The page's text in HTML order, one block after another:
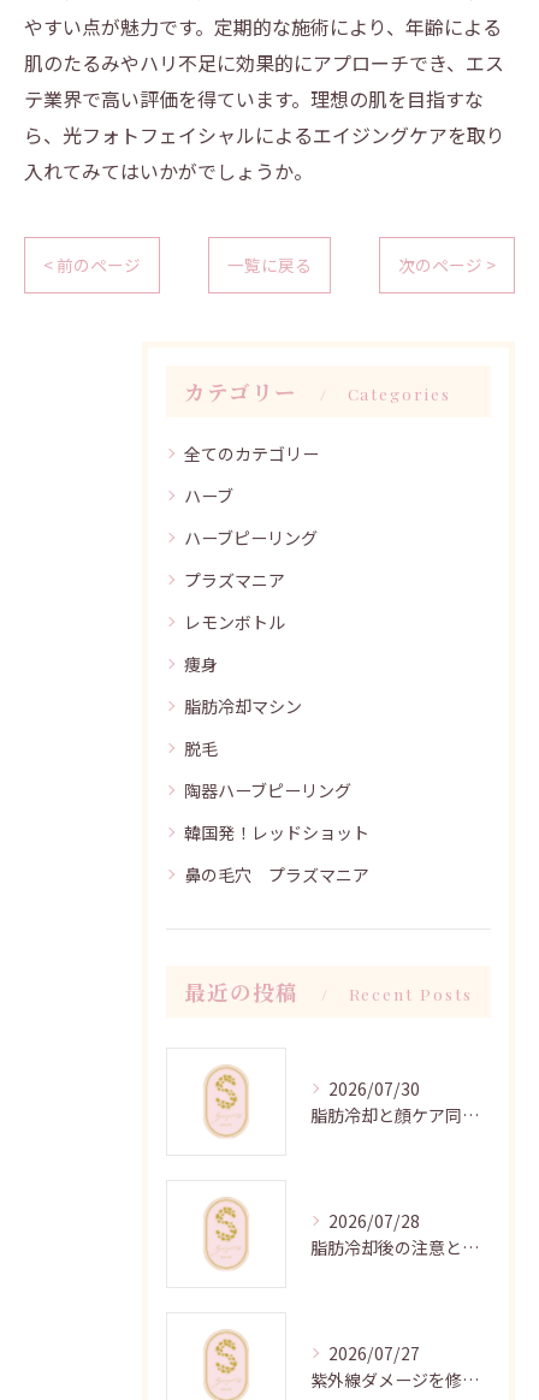
やすい点が魅力です。定期的な施術により、年齢による
肌のたるみやハリ不足に効果的にアプローチでき、エス
テ業界で高い評価を得ています。理想の肌を目指すな
ら、光フォトフェイシャルによるエイジングケアを取り
入れてみてはいかがでしょうか。
< 前のページ 一覧に戻る 次のページ >
カテゴリー Categories
全てのカテゴリー
ハーブ
ハーブピーリング
プラズマニア
レモンボトル
痩身
脂肪冷却マシン
脱毛
陶器ハーブピーリング
韓国発！レッドショット
鼻の毛穴 プラズマニア
最近の投稿 Recent Posts
2026/07/30
脂肪冷却と顔ケア同時施術の時短効果
2026/07/28
脂肪冷却後の注意と効果向上法
2026/07/27
紫外線ダメージを修復するマスクパックの極意